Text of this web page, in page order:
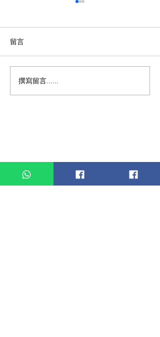
10大未來最具潛力職務逐
個睇 - 雲端服務研發經理
留言
撰寫留言......